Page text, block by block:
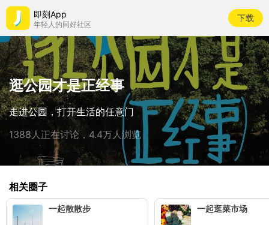
即刻App
年轻人的同好社区
下载
逛公园才是正经事
走进公园，打开生活的任意门
1388人正在讨论，4.4万人浏览
相关圈子
一起散散步 一起逛菜市场